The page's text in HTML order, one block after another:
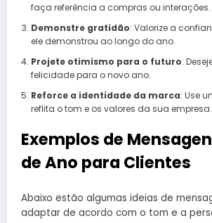
faça referência a compras ou interações.
Demonstre gratidão: Valorize a
ele demonstrou ao longo do ano.
Projete otimismo para o futuro:
felicidade para o novo ano.
Reforce a identidade da marca: Use
reflita o tom e os valores da sua empresa.
Exemplos de
de Ano para Clientes
Abaixo estão algumas ideias de
adaptar de acordo com o tom e a